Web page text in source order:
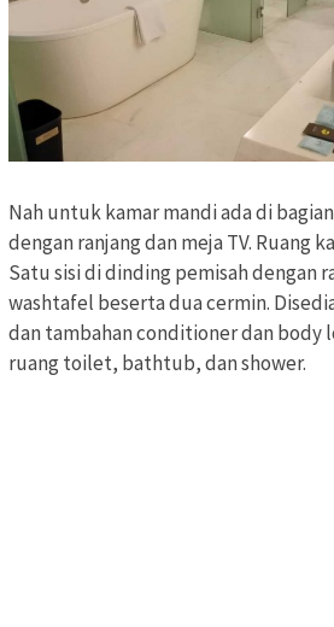
Nah untuk kamar mandi ada di
dengan ranjang dan meja TV. Ruang
Satu sisi di dinding pemisah dengan
washtafel beserta dua cermin.
dan tambahan conditioner dan body
ruang toilet, bathtub, dan shower.